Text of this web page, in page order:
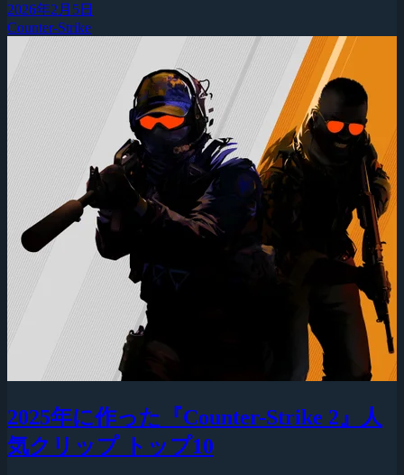
2026年2月5日
Counter-Strike
2025年に作った『Counter-Strike 2』人
気クリップ トップ10